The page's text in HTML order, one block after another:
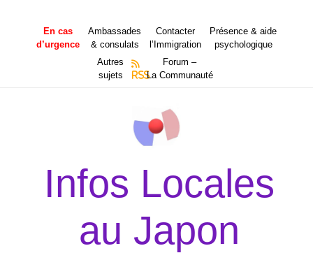
contenu
En cas
d’urgence
Ambassades
& consulats
Contacter
l’Immigration
Présence & aide
psychologique
Autres
sujets
RSS
Forum –
La Communauté
Infos Locales
au Japon